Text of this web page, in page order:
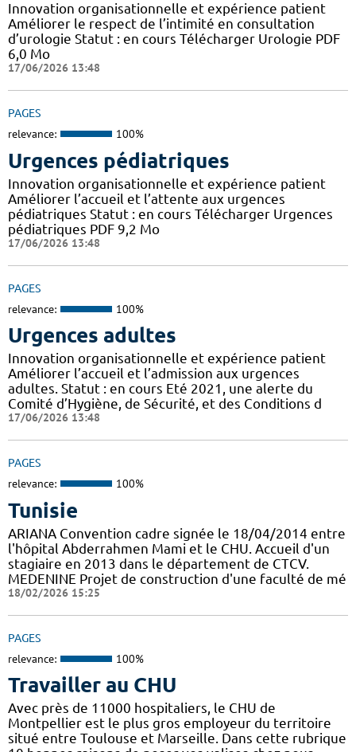
Innovation organisationnelle et expérience patient
Améliorer le respect de l’intimité en consultation
d’urologie Statut : en cours Télécharger Urologie PDF
6,0 Mo
17/06/2026 13:48
PAGES
relevance: 100%
Urgences pédiatriques
Innovation organisationnelle et expérience patient
Améliorer l’accueil et l’attente aux urgences
pédiatriques Statut : en cours Télécharger Urgences
pédiatriques PDF 9,2 Mo
17/06/2026 13:48
PAGES
relevance: 100%
Urgences adultes
Innovation organisationnelle et expérience patient
Améliorer l’accueil et l’admission aux urgences
adultes. Statut : en cours Eté 2021, une alerte du
Comité d’Hygiène, de Sécurité, et des Conditions d
17/06/2026 13:48
PAGES
relevance: 100%
Tunisie
ARIANA Convention cadre signée le 18/04/2014 entre
l'hôpital Abderrahmen Mami et le CHU. Accueil d'un
stagiaire en 2013 dans le département de CTCV.
MEDENINE Projet de construction d'une faculté de mé
18/02/2026 15:25
PAGES
relevance: 100%
Travailler au CHU
Avec près de 11000 hospitaliers, le CHU de
Montpellier est le plus gros employeur du territoire
situé entre Toulouse et Marseille. Dans cette rubrique